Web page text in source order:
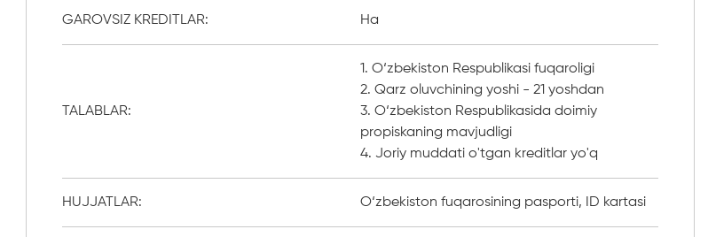
GAROVSIZ KREDITLAR: Ha
TALABLAR:
1. O‘zbekiston Respublikasi fuqaroligi
2. Qarz oluvchining yoshi - 21 yoshdan
3. O‘zbekiston Respublikasida doimiy
propiskaning mavjudligi
4. Joriy muddati o'tgan kreditlar yo'q
HUJJATLAR: O‘zbekiston fuqarosining pasporti, ID kartasi